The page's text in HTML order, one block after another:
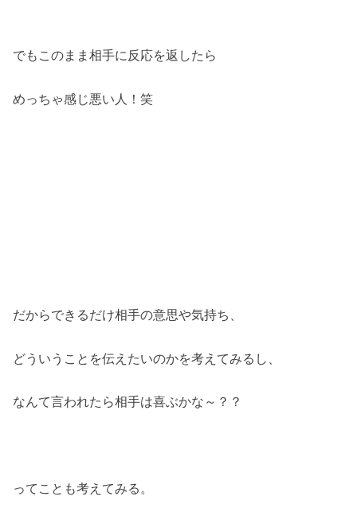
でもこのまま相手に反応を返したら
めっちゃ感じ悪い人！笑
だからできるだけ相手の意思や気持ち、
どういうことを伝えたいのかを考えてみるし、
なんて言われたら相手は喜ぶかな～？？
ってことも考えてみる。